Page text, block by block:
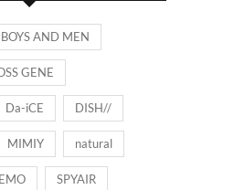
BOYS AND MEN
GENE
Da-iCE DISH//
MIMIY natural
SPYAIR